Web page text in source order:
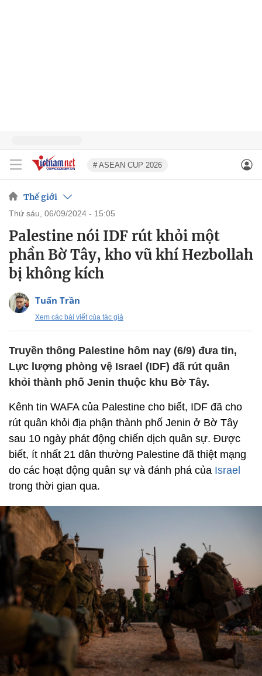
# ASEAN CUP 2026
Thế giới
thứ sáu, 06/09/2024 - 15:05
Palestine nói IDF rút khỏi một
phần Bờ Tây, kho vũ khí Hezbollah
bị không kích
Tuấn Trần
Xem các bài viết của tác giả
Truyền thông Palestine hôm nay (6/9) đưa tin,
Lực lượng phòng vệ Israel (IDF) đã rút quân
khỏi thành phố Jenin thuộc khu Bờ Tây.
Kênh tin WAFA của Palestine cho biết, IDF đã cho
rút quân khỏi địa phận thành phố Jenin ở Bờ Tây
sau 10 ngày phát động chiến dịch quân sự. Được
biết, ít nhất 21 dân thường Palestine đã thiệt mạng
do các hoạt động quân sự và đánh phá của Israel
trong thời gian qua.